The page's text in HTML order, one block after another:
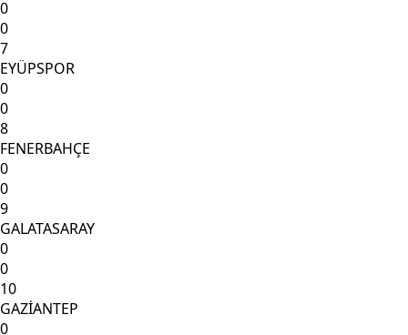
0
0
7
EYÜPSPOR
0
0
8
FENERBAHÇE
0
0
9
GALATASARAY
0
0
10
GAZİANTEP
0